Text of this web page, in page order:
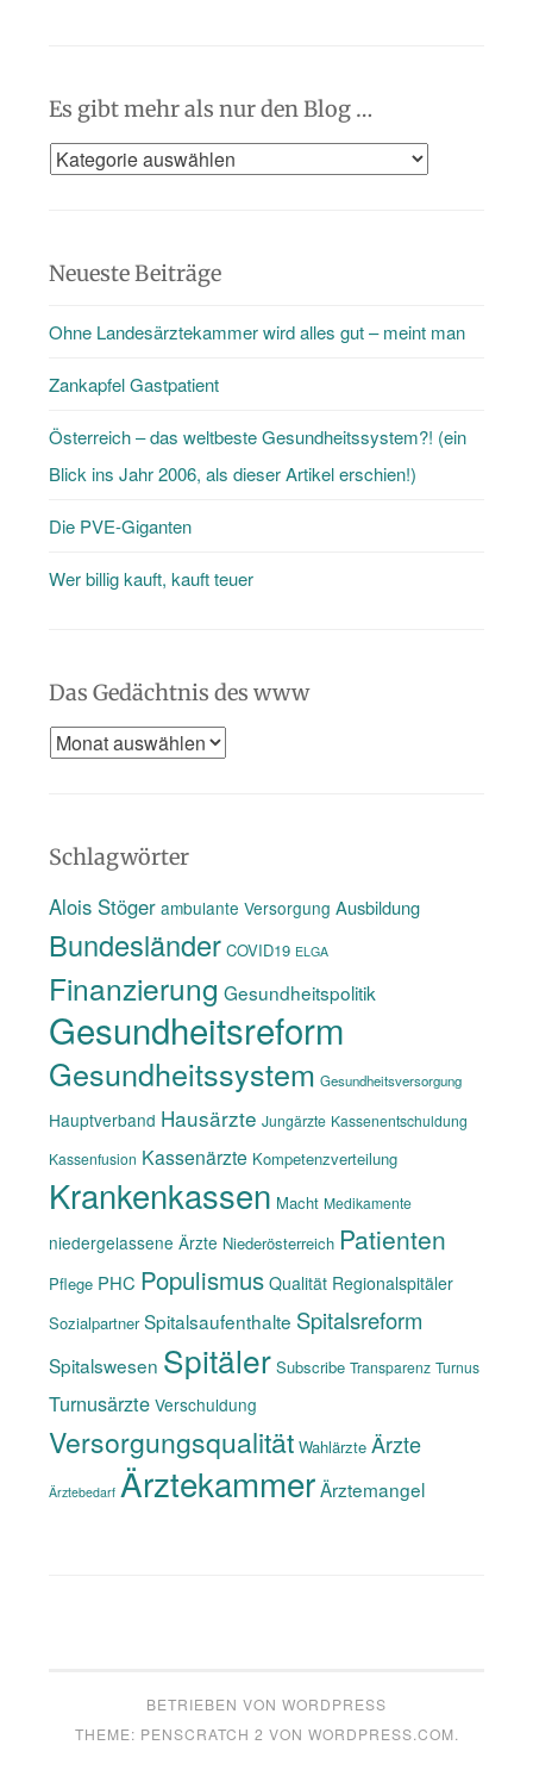
Es gibt mehr als nur den Blog …
Es
als
den
Blog
Neueste Beiträge
Ohne Landesärztekammer wird alles gut – meint man
Zankapfel Gastpatient
Österreich – das weltbeste Gesundheitssystem?! (ein
Blick ins Jahr 2006, als dieser Artikel erschien!)
Die PVE-Giganten
Wer billig kauft, kauft teuer
Das Gedächtnis des www
Das
www
Schlagwörter
Alois Stöger ambulante Versorgung Ausbildung
Bundesländer COVID19 ELGA
Finanzierung Gesundheitspolitik
Gesundheitsreform
Gesundheitssystem Gesundheitsversorgung
Hauptverband Hausärzte Jungärzte Kassenentschuldung
Kassenfusion Kassenärzte Kompetenzverteilung
Krankenkassen Macht Medikamente
niedergelassene Ärzte Niederösterreich Patienten
Pflege PHC Populismus Qualität Regionalspitäler
Sozialpartner Spitalsaufenthalte Spitalsreform
Spitalswesen Spitäler Subscribe Transparenz Turnus
Turnusärzte Verschuldung
Versorgungsqualität Wahlärzte Ärzte
Ärztebedarf ÄrztekammerÄrztemangel
BETRIEBEN VON WORDPRESS
THEME: PENSCRATCH 2 VON WORDPRESS.COM.